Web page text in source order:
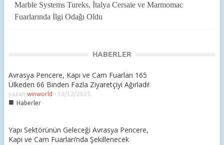
Marble Systems Tureks, İtalya Cersaie ve Marmomac
Fuarlarında İlgi Odağı Oldu
HABERLER
Avrasya Pencere, Kapı ve Cam Fuarları 165
Ülkeden 66 Binden Fazla Ziyaretçiyi Ağırladı!
yazan winworld - 10/12/2025
■ Haberler
Yapı Sektörünün Geleceği Avrasya Pencere,
Kapı ve Cam Fuarları’nda Şekillenecek